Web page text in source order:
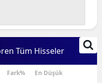
Çankırı
Çorum
Denizli
Tüm Hisseler
Fark% En Düşük